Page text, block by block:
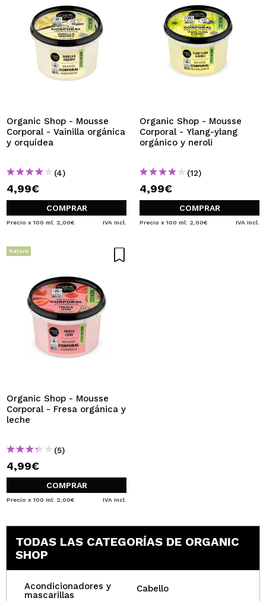
Organic Shop - Mousse
Corporal - Vainilla orgánica
y orquídea
(4)
4,99€
COMPRAR
Precio x 100 ml: 2,00€ IVA Incl.
Organic Shop - Mousse
Corporal - Ylang-ylang
orgánico y neroli
(12)
4,99€
COMPRAR
Precio x 100 ml: 2,00€ IVA Incl.
Nature
Organic Shop - Mousse
Corporal - Fresa orgánica y
leche
(5)
4,99€
COMPRAR
Precio x 100 ml: 2,00€ IVA Incl.
TODAS LAS CATEGORÍAS DE ORGANIC
SHOP
Acondicionadores y
mascarillas
Cabello